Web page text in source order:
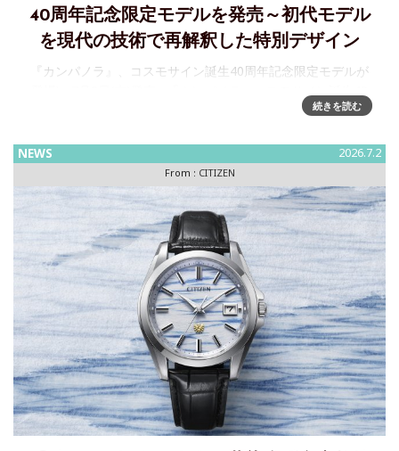
40周年記念限定モデルを発売～初代モデル
を現代の技術で再解釈した特別デザイン
『カンパノラ』、コスモサイン誕生40周年記念限定モデルが
周年記念限定モデル AO1032-03L ¥363,000(税抜価格¥33
続きを読む
NEWS 2026.7.2
From : CITIZEN